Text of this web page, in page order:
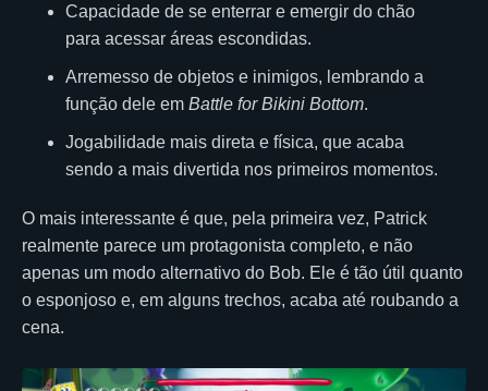
Capacidade de se enterrar e emergir do chão
para acessar áreas escondidas.
Arremesso de objetos e inimigos, lembrando a
função dele em Battle for Bikini Bottom.
Jogabilidade mais direta e física, que acaba
sendo a mais divertida nos primeiros momentos.
O mais interessante é que, pela primeira vez, Patrick
realmente parece um protagonista completo, e não
apenas um modo alternativo do Bob. Ele é tão útil quanto
o esponjoso e, em alguns trechos, acaba até roubando a
cena.